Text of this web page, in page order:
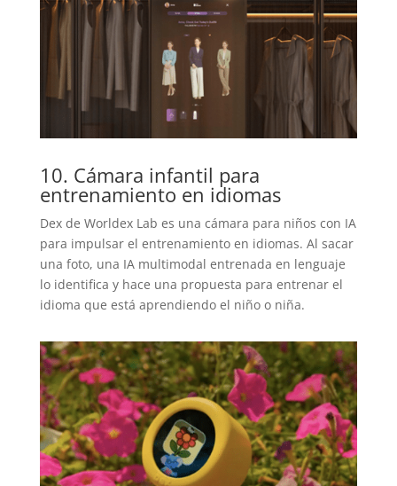
10. Cámara infantil para
entrenamiento en idiomas
Dex de Worldex Lab es una cámara para niños con IA
para impulsar el entrenamiento en idiomas. Al sacar
una foto, una IA multimodal entrenada en lenguaje
lo identifica y hace una propuesta para entrenar el
idioma que está aprendiendo el niño o niña.